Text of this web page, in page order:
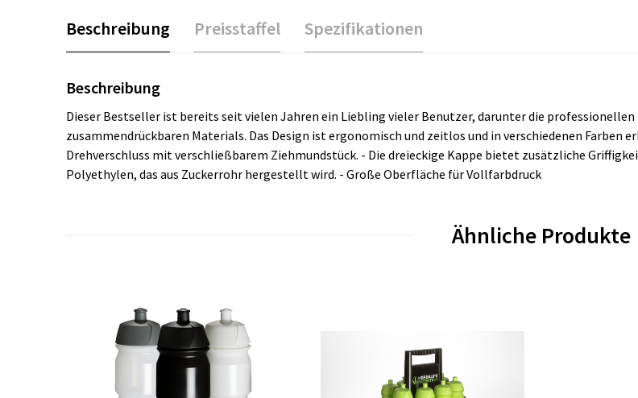
Beschreibung Preisstaffel Spezifikationen
Beschreibung
Dieser Bestseller ist bereits seit vielen Jahren ein Liebling vieler Benutzer, darunter die professionellen
zusammendrückbaren Materials. Das Design ist ergonomisch und zeitlos und in verschiedenen Farben
Drehverschluss mit verschließbarem Ziehmundstück. - Die dreieckige Kappe bietet zusätzliche
Polyethylen, das aus Zuckerrohr hergestellt wird. - Große Oberfläche für Vollfarbdruck
Ähnliche Produkte